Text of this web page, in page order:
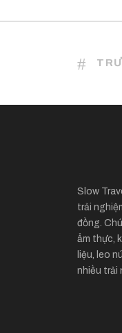
Slow
trải
đồng.
ẩm thực,
liệu, leo
nhiều trải